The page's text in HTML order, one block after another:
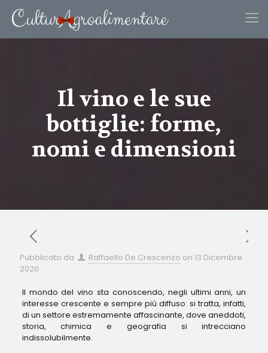
Il vino e le sue
bottiglie: forme,
nomi e dimensioni
Pubblicato da Raffaello De Crescenzo on 13 Dicembre
2020
Il mondo del vino sta conoscendo, negli ultimi anni, un
interesse crescente e sempre più diffuso: si tratta, infatti,
di un settore estremamente affascinante, dove aneddoti,
storia, chimica e geografia si intrecciano
indissolubilmente.